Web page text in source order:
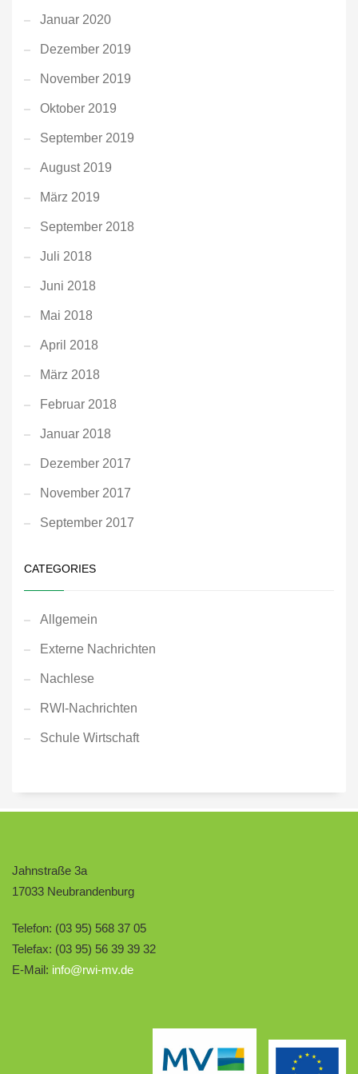
Januar 2020
Dezember 2019
November 2019
Oktober 2019
September 2019
August 2019
März 2019
September 2018
Juli 2018
Juni 2018
Mai 2018
April 2018
März 2018
Februar 2018
Januar 2018
Dezember 2017
November 2017
September 2017
CATEGORIES
Allgemein
Externe Nachrichten
Nachlese
RWI-Nachrichten
Schule Wirtschaft
Jahnstraße 3a
17033 Neubrandenburg
Telefon: (03 95) 568 37 05
Telefax: (03 95) 56 39 39 32
E-Mail: info@rwi-mv.de